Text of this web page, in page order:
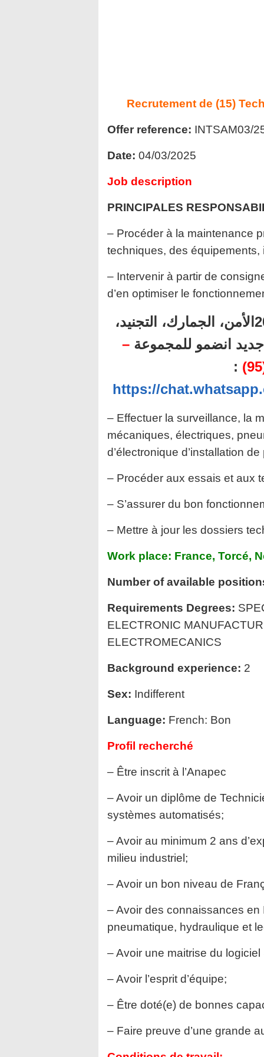
Recrutement de (15)
Offer reference: INTSAM03/
Date: 04/03/2025
Job description
PRINCIPALES
– Procéder à la maintenance
techniques, des
– Intervenir à partir de
d’en optimiser le
أهم المباريات المنتظرة برسم سنة 2025الأمن، الجمارك، التجنيد،
جديد انضمو للمجموعة–
:
https://
– Effectuer la surveillance, la
mécaniques, électriques,
d’électronique d’installation
– Procéder aux essais et aux
– S’assurer du bon
– Mettre à jour les dossiers
Work place: France, Torcé,
Number of available
Requirements Degrees:
ELECTRONIC
ELECTROMECANICS
Background experience: 2
Sex: Indifferent
Language: French: Bon
Profil recherché
– Être inscrit à l’Anapec
– Avoir un diplôme de
systèmes automatisés;
– Avoir au minimum 2 ans
milieu industriel;
– Avoir un bon niveau de
– Avoir des connaissances
pneumatique, hydraulique et
– Avoir une maitrise du
– Avoir l’esprit d’équipe;
– Être doté(e) de bonnes
– Faire preuve d’une grande